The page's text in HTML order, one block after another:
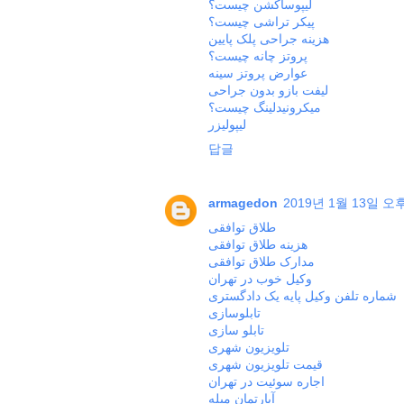
لیپوساکشن چیست؟
پیکر تراشی چیست؟
هزینه جراحی پلک پایین
پروتز چانه چیست؟
عوارض پروتز سينه
لیفت بازو بدون جراحی
میکرونیدلینگ چیست؟
لیپولیزر
답글
armagedon 2019년 1월 13일 오
طلاق توافقی
هزینه طلاق توافقی
مدارک طلاق توافقی
وکیل خوب در تهران
شماره تلفن وکیل پایه یک دادگستری
تابلوسازی
تابلو سازی
تلویزیون شهری
قیمت تلویزیون شهری
اجاره سوئیت در تهران
آپارتمان مبله